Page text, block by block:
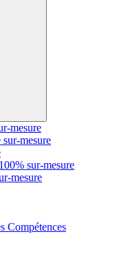
mesure
mesure
sur-mesure
mesure
Compétences